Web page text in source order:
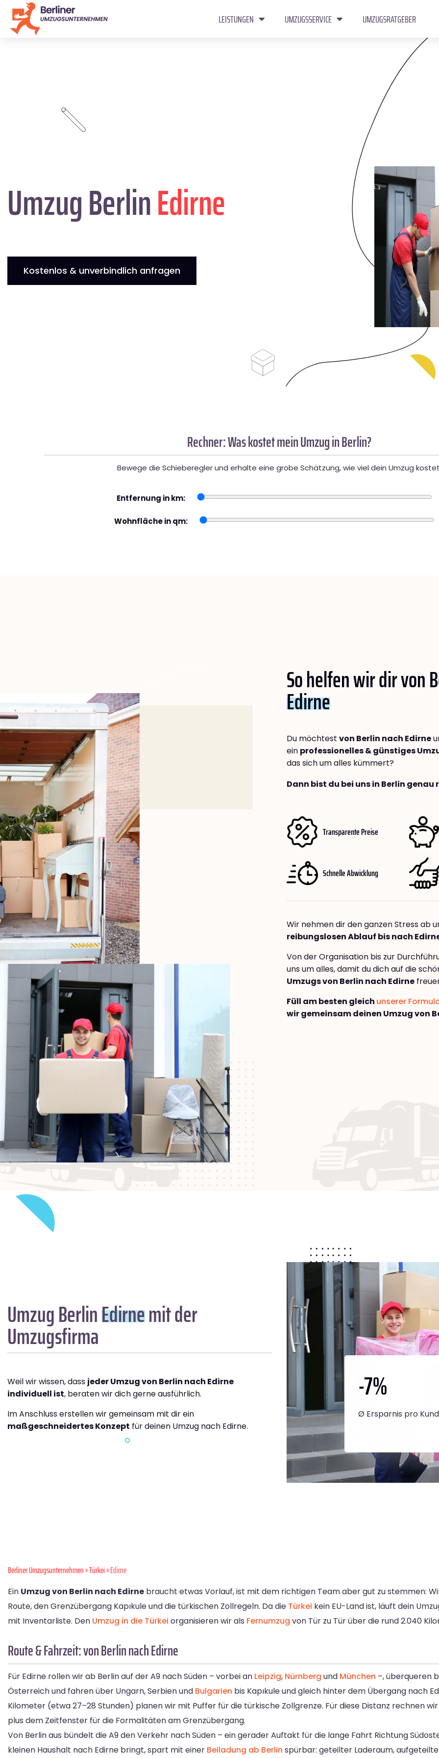
LEISTUNGEN UMZUGSSERVICE UMZUGSRATGEBER
Umzug BerlinEdirne
Kostenlos & unverbindlich anfragen
Rechner: Was kostet mein Umzug in Berlin?
Bewege die Schieberegler und erhalte eine grobe Schätzung, wie viel dein Umzug
Entfernung in km:
Wohnfläche in qm:
So helfen wir dir von
Edirne
Du möchtest von Berlin nach Edirne
ein professionelles & günstiges
das sich um alles kümmert?
Dann bist du bei uns in Berlin
Transparente Preise
Schnelle Abwicklung
Wir nehmen dir den ganzen Stress ab
reibungslosen Ablauf bis nach
Von der Organisation bis zur
uns um alles, damit du dich auf die
Umzugs von Berlin nach Edirne
Füll am besten gleich unserer
wir gemeinsam deinen Umzug von
Umzug BerlinEdirnemit der
Umzugsfirma
Weil wir wissen, dass jeder Umzug von Berlin nach Edirne
individuell ist, beraten wir dich gerne ausführlich.
Im Anschluss erstellen wir gemeinsam mit dir ein
maßgeschneidertes Konzept für deinen Umzug nach Edirne.
-7%
Ø Ersparnis pro
Berliner Umzugsunternehmen»Türkei» Edirne
Ein Umzug von Berlin nach Edirne braucht etwas Vorlauf, ist mit dem richtigen Team aber gut zu stemmen:
Route, den Grenzübergang Kapıkule und die türkischen Zollregeln. Da die Türkei kein EU-Land ist, läuft dein
mit Inventarliste. Den Umzug in die Türkei organisieren wir als Fernumzug von Tür zu Tür über die rund 2.040
Route & Fahrzeit: von Berlin nach Edirne
Für Edirne rollen wir ab Berlin auf der A9 nach Süden – vorbei an Leipzig, Nürnberg und München –, überqueren
Österreich und fahren über Ungarn, Serbien und Bulgarien bis Kapıkule und gleich hinter dem Übergang nach
Kilometer (etwa 27–28 Stunden) planen wir mit Puffer für die türkische Zollgrenze. Für diese Distanz rechnen
plus dem Zeitfenster für die Formalitäten am Grenzübergang.
Von Berlin aus bündelt die A9 den Verkehr nach Süden – ein gerader Auftakt für die lange Fahrt Richtung
kleinen Haushalt nach Edirne bringt, spart mit einer Beiladung ab Berlin spürbar: geteilter Laderaum,